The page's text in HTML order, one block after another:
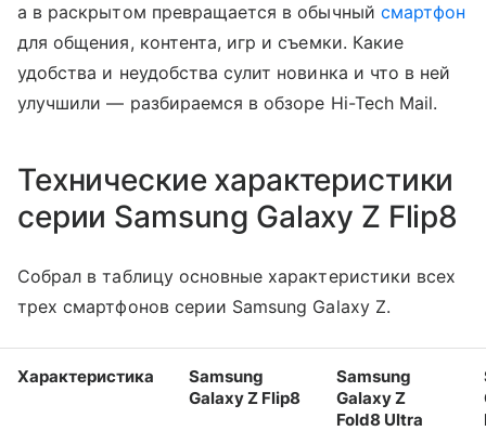
а в раскрытом превращается в обычный смартфон
для общения, контента, игр и съемки. Какие
удобства и неудобства сулит новинка и что в ней
улучшили — разбираемся в обзоре Hi-Tech Mail.
Технические характеристики
серии Samsung Galaxy Z Flip8
Собрал в таблицу основные характеристики всех
трех смартфонов серии Samsung Galaxy Z.
Характеристика
Samsung
Galaxy Z Flip8
Samsung
Galaxy Z
Fold8 Ultra